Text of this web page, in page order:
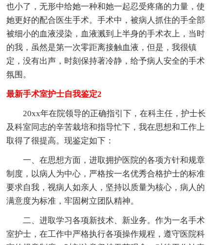
也小了，无形中给她一种和她一起忍受疼痛的力量，使
她更好的配合医生手术。手术中，被病人抓住的手全部
被细小的血液浸染，血液溅到上半身的手术衣上，当时
的我，虽然是第一次零距离接触血液，但是，我很镇
定，没有出声，时刻保持著冷静，给予病人安全的手术
氛围。
最新手术室护士自我鉴定2
20xx年在院领导的正确指引下，在科主任，护士长
及科室同志的辛苦栽培和指导忙下，我在思想和工作上
取得了很提高。现鉴定如下：
一、在思想方面，进取拥护医院的各项方针和规章
制度，以病人为中心，严格按一名优秀合格护士的标准
要求自我，视病人如亲人，坚持以质量为核心，病人的
满意度为标准，牢固树立团队精神。
二、进取学习各项新技术、新业务。作为一名手术
室护士，在工作中严格执行各项操作规程，遵守医院科